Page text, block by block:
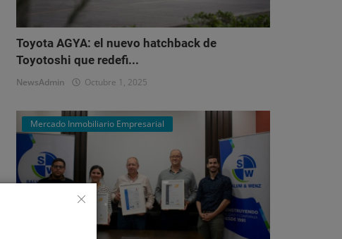
Toyota AGYA: el nuevo hatchback de
Toyotoshi que redefi...
NewsAdmin Octubre 1, 2025
Mercado Inmobiliario Empresarial